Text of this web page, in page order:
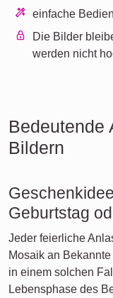
einfache
Die Bilder
werden nicht
Bedeutende
Bildern
Geburtstag
Jeder feierliche
Mosaik an
in einem solchen
Lebensphase des